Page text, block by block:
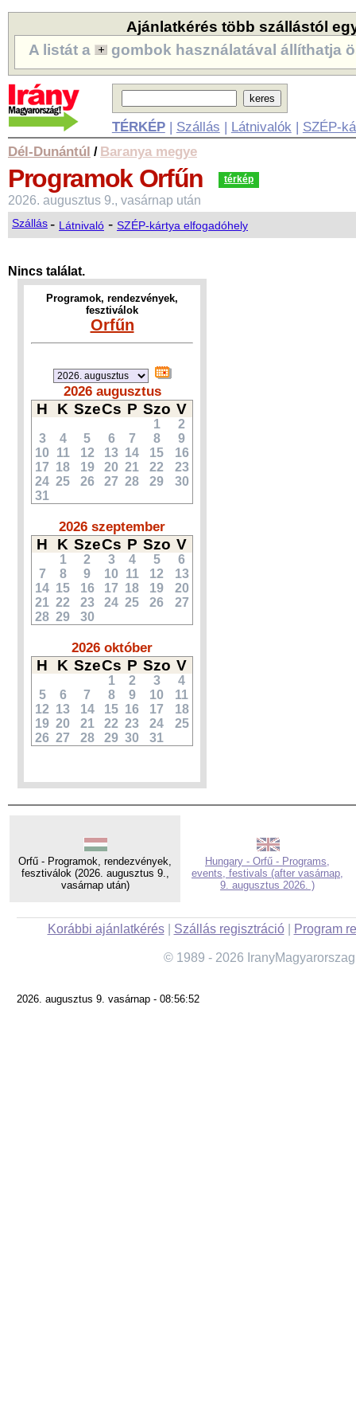
Ajánlatkérés több szállástól
A listát a
gombok használatával állíthatja
TÉRKÉP| Szállás | Látnivalók | SZÉP-
Dél-Dunántúl / Baranya megye
Programok Orfűn térkép
2026. augusztus 9., vasárnap után
Szállás- Látnivaló - SZÉP-kártya elfogadóhely
Nincs találat.
Programok, rendezvények,
fesztiválok
Orfűn
2026 augusztus
H K SzeCs P Szo V
1
2
3
4 5 6 7 8
9
10
11 12 13 14 15
16
17 18 19 20 21 22
23
24 25 26 27 28 29
30
31
2026 szeptember
H K SzeCs P Szo V
1 2 3 4 5
6
7
8 9 10 11 12
13
14 15 16 17 18 19
20
21 22 23 24 25 26
27
28 29 30
2026 október
H K SzeCs P Szo V
1 2 3
4
5
6 7 8 9 10
11
12 13 14 15 16 17
18
19 20 21 22 23 24
25
26 27 28 29 30 31
Orfű - Programok, rendezvények,
fesztiválok (2026. augusztus 9.,
vasárnap után)
Hungary - Orfű - Programs,
events, festivals (after vasárnap,
9. augusztus 2026. )
Korábbi ajánlatkérés| Szállás regisztráció| Program
© 1989 - 2026
2026. augusztus 9. vasárnap - 08:56:52